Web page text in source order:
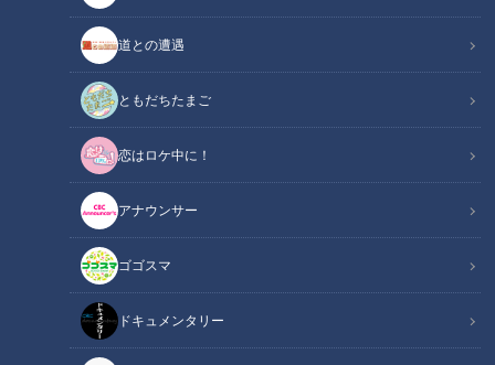
道との遭遇
ともだちたまご
恋はロケ中に！
アナウンサー
ゴゴスマ
ドキュメンタリー
虎の尻尾、鯉の尾びれもはっきり見えた！ 好調ドラゴンズを支える若竜
投手陣の自己通信簿
この記事の画像